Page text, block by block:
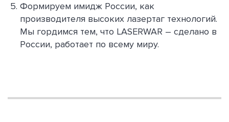
Формируем имидж России, как
производителя высоких лазертаг технологий.
Мы гордимся тем, что LASERWAR – сделано в
России, работает по всему миру.